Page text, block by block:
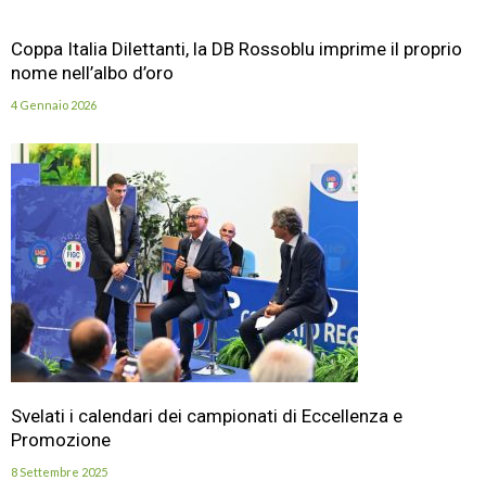
Coppa Italia Dilettanti, la DB Rossoblu imprime il proprio
nome nell’albo d’oro
4 Gennaio 2026
Svelati i calendari dei campionati di Eccellenza e
Promozione
8 Settembre 2025